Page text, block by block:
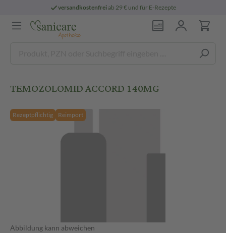
versandkostenfreiab 29 € und für E-Rezepte
TEMOZOLOMID ACCORD 140MG
Rezeptpflichtig Reimport
Abbildung kann abweichen